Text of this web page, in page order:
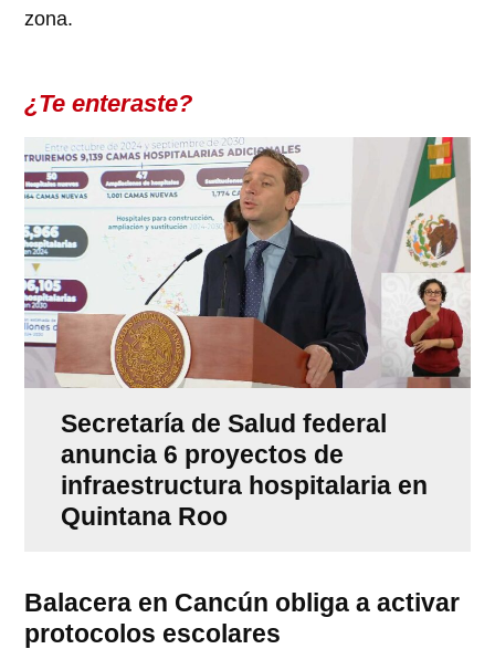
zona.
¿Te enteraste?
Secretaría de Salud federal
anuncia 6 proyectos de
infraestructura hospitalaria en
Quintana Roo
Balacera en Cancún obliga a activar
protocolos escolares